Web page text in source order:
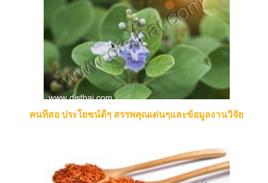
คนทีสอ ประโยชน์ดีๆ สรรพคุณเด่นๆและข้อมูลงานวิจัย